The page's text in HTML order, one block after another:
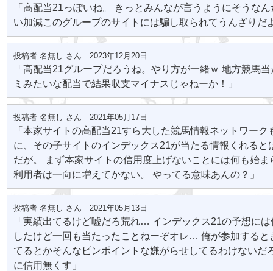
「高配当21っぽいね。 きっとみんなが言うようにそうな
い加減このグループのサイトには騙し取られてうんざりだ
投稿者 名無し さん 2023年12月20日
「高配当21グループだろうね。やり方が一緒ｗ 地方競馬
ミみたいな配当で結果収支マイナスじゃねーか！」
投稿者 名無し さん 2021年05月17日
「本家サイトの高配当21すら大した競馬情報ネットワーク
に、その子サイトのインデックス21が当たる情報くれると
だが。 まず本家サイトの信用度上げないことには何も始ま
利用者は一向に増えてかない。 やってる意味あんの？」
投稿者 名無し さん 2021年05月13日
「実績出てるけど嘘だろ荒れ… インデックス21の予想に
したけど一回も当たったことねーぞオレ… 俺が参加すると
てるとかそんなピンポイントな嫌がらせしてるわけないだ
に信用無くす」